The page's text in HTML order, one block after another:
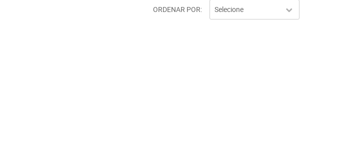
ORDENAR POR Selecione